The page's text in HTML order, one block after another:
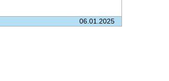
06.01.2025